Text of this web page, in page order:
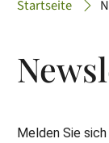
Startseite
Melden Sie